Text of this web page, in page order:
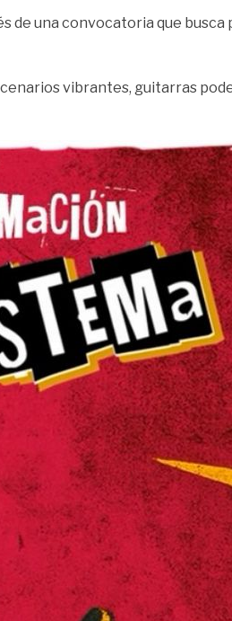
de una convocatoria que
vibrantes, guitarras